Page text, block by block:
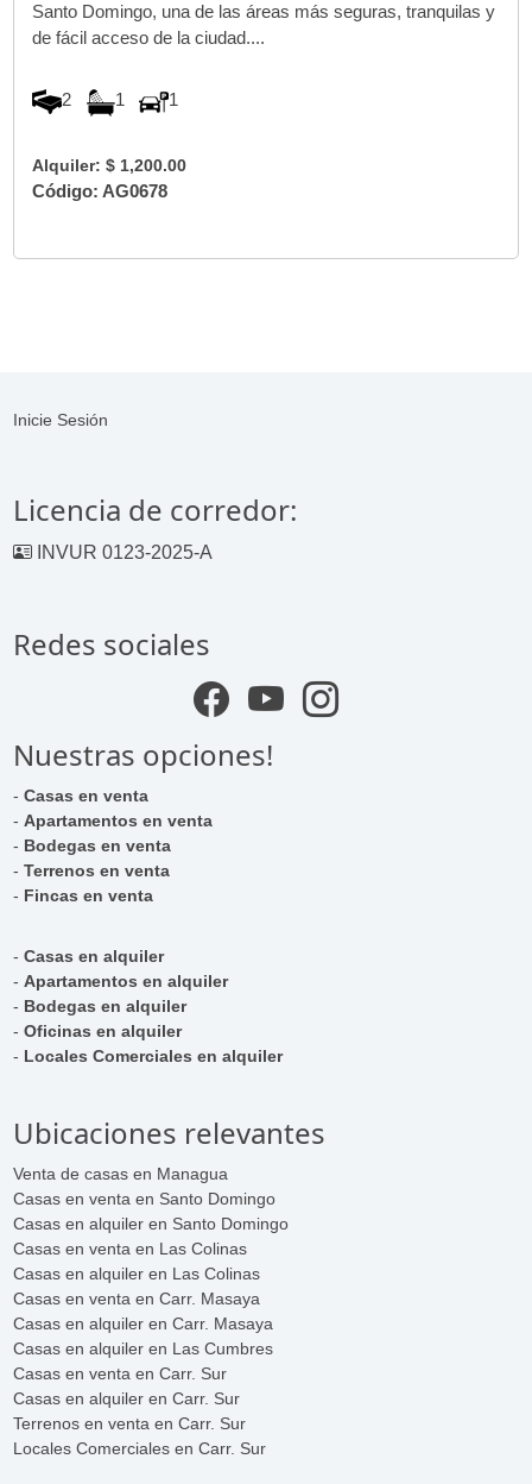
Santo Domingo, una de las áreas más seguras, tranquilas y
de fácil acceso de la ciudad....
2 1 1
Alquiler: $ 1,200.00
Código: AG0678
Inicie Sesión
Licencia de corredor:
INVUR 0123-2025-A
Redes sociales
Nuestras opciones!
-Casas en venta
-Apartamentos en venta
- Bodegas en venta
-Terrenos en venta
- Fincas en venta
-Casas en alquiler
-Apartamentos en alquiler
- Bodegas en alquiler
-Oficinas en alquiler
- Locales Comerciales en alquiler
Ubicaciones relevantes
Venta de casas en Managua
Casas en venta en Santo Domingo
Casas en alquiler en Santo Domingo
Casas en venta en Las Colinas
Casas en alquiler en Las Colinas
Casas en venta en Carr. Masaya
Casas en alquiler en Carr. Masaya
Casas en alquiler en Las Cumbres
Casas en venta en Carr. Sur
Casas en alquiler en Carr. Sur
Terrenos en venta en Carr. Sur
Locales Comerciales en Carr. Sur